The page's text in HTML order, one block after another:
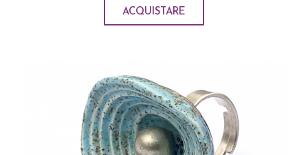
ACQUISTARE